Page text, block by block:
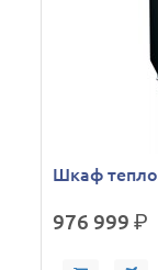
Шкаф
976 999р.